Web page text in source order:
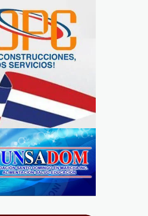
Mella
Cuba
Obras Públicas inicia
reconstrucción
de noviembre
REDACCIÓN